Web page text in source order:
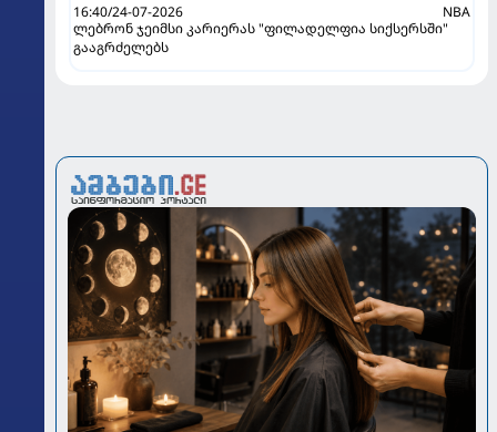
16:40/24-07-2026
NBA
ლებრონ ჯეიმსი კარიერას "ფილადელფია სიქსერსში"
გააგრძელებს